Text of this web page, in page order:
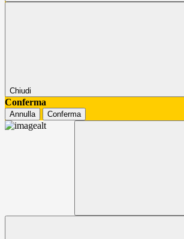
Chiudi
Conferma
Annulla Conferma